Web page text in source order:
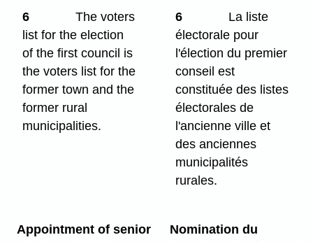
6
The voters
list for the election
of the first council is
the voters list for the
former town and the
former rural
municipalities.
6
La liste
électorale pour
l'élection du premier
conseil est
constituée des listes
électorales de
l'ancienne ville et
des anciennes
municipalités
rurales.
Appointment of senior
Nomination du